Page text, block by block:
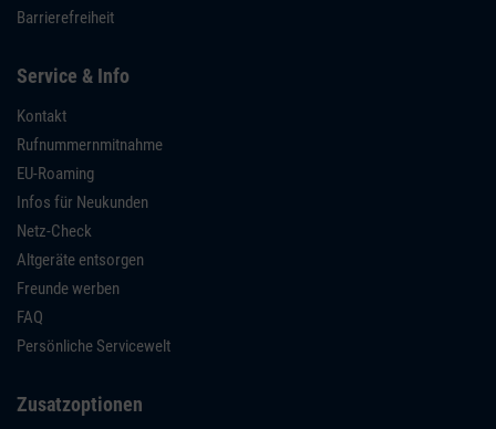
Barrierefreiheit
Service & Info
Kontakt
Rufnummernmitnahme
EU-Roaming
Infos für Neukunden
Netz-Check
Altgeräte entsorgen
Freunde werben
FAQ
Persönliche Servicewelt
Zusatzoptionen